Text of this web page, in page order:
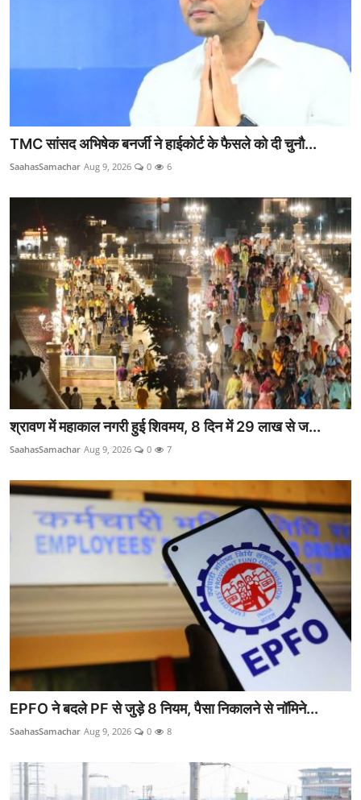
TMC सांसद अभिषेक बनर्जी ने हाईकोर्ट के फैसले को दी चुनौ...
SaahasSamachar Aug 9, 2026 0 6
श्रावण में महाकाल नगरी हुई शिवमय, 8 दिन में 29 लाख से ज...
SaahasSamachar Aug 9, 2026 0 7
EPFO ने बदले PF से जुड़े 8 नियम, पैसा निकालने से नॉमिने...
SaahasSamachar Aug 9, 2026 0 8